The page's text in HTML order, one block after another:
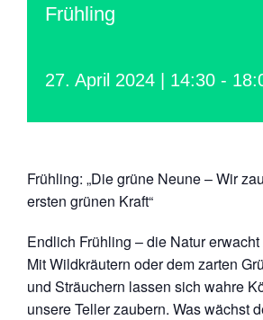
Frühling
27. April 2024 | 14:30 -
Frühling: „Die grüne Neune – Wir
ersten grünen Kraft“
Endlich Frühling – die Natur
Mit Wildkräutern oder dem zarten
und Sträuchern lassen sich wahre
unsere Teller zaubern. Was wächst